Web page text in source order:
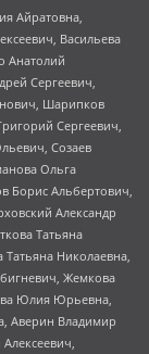
Айратовна,
Васильева
Анатолий
Сергеевич,
Шарипков
Сергеевич,
Созаев
Ольга
Борис Альбертович,
Александр
Татьяна
Николаевна,
Жемкова
Юлия Юрьевна,
Аверин Владимир